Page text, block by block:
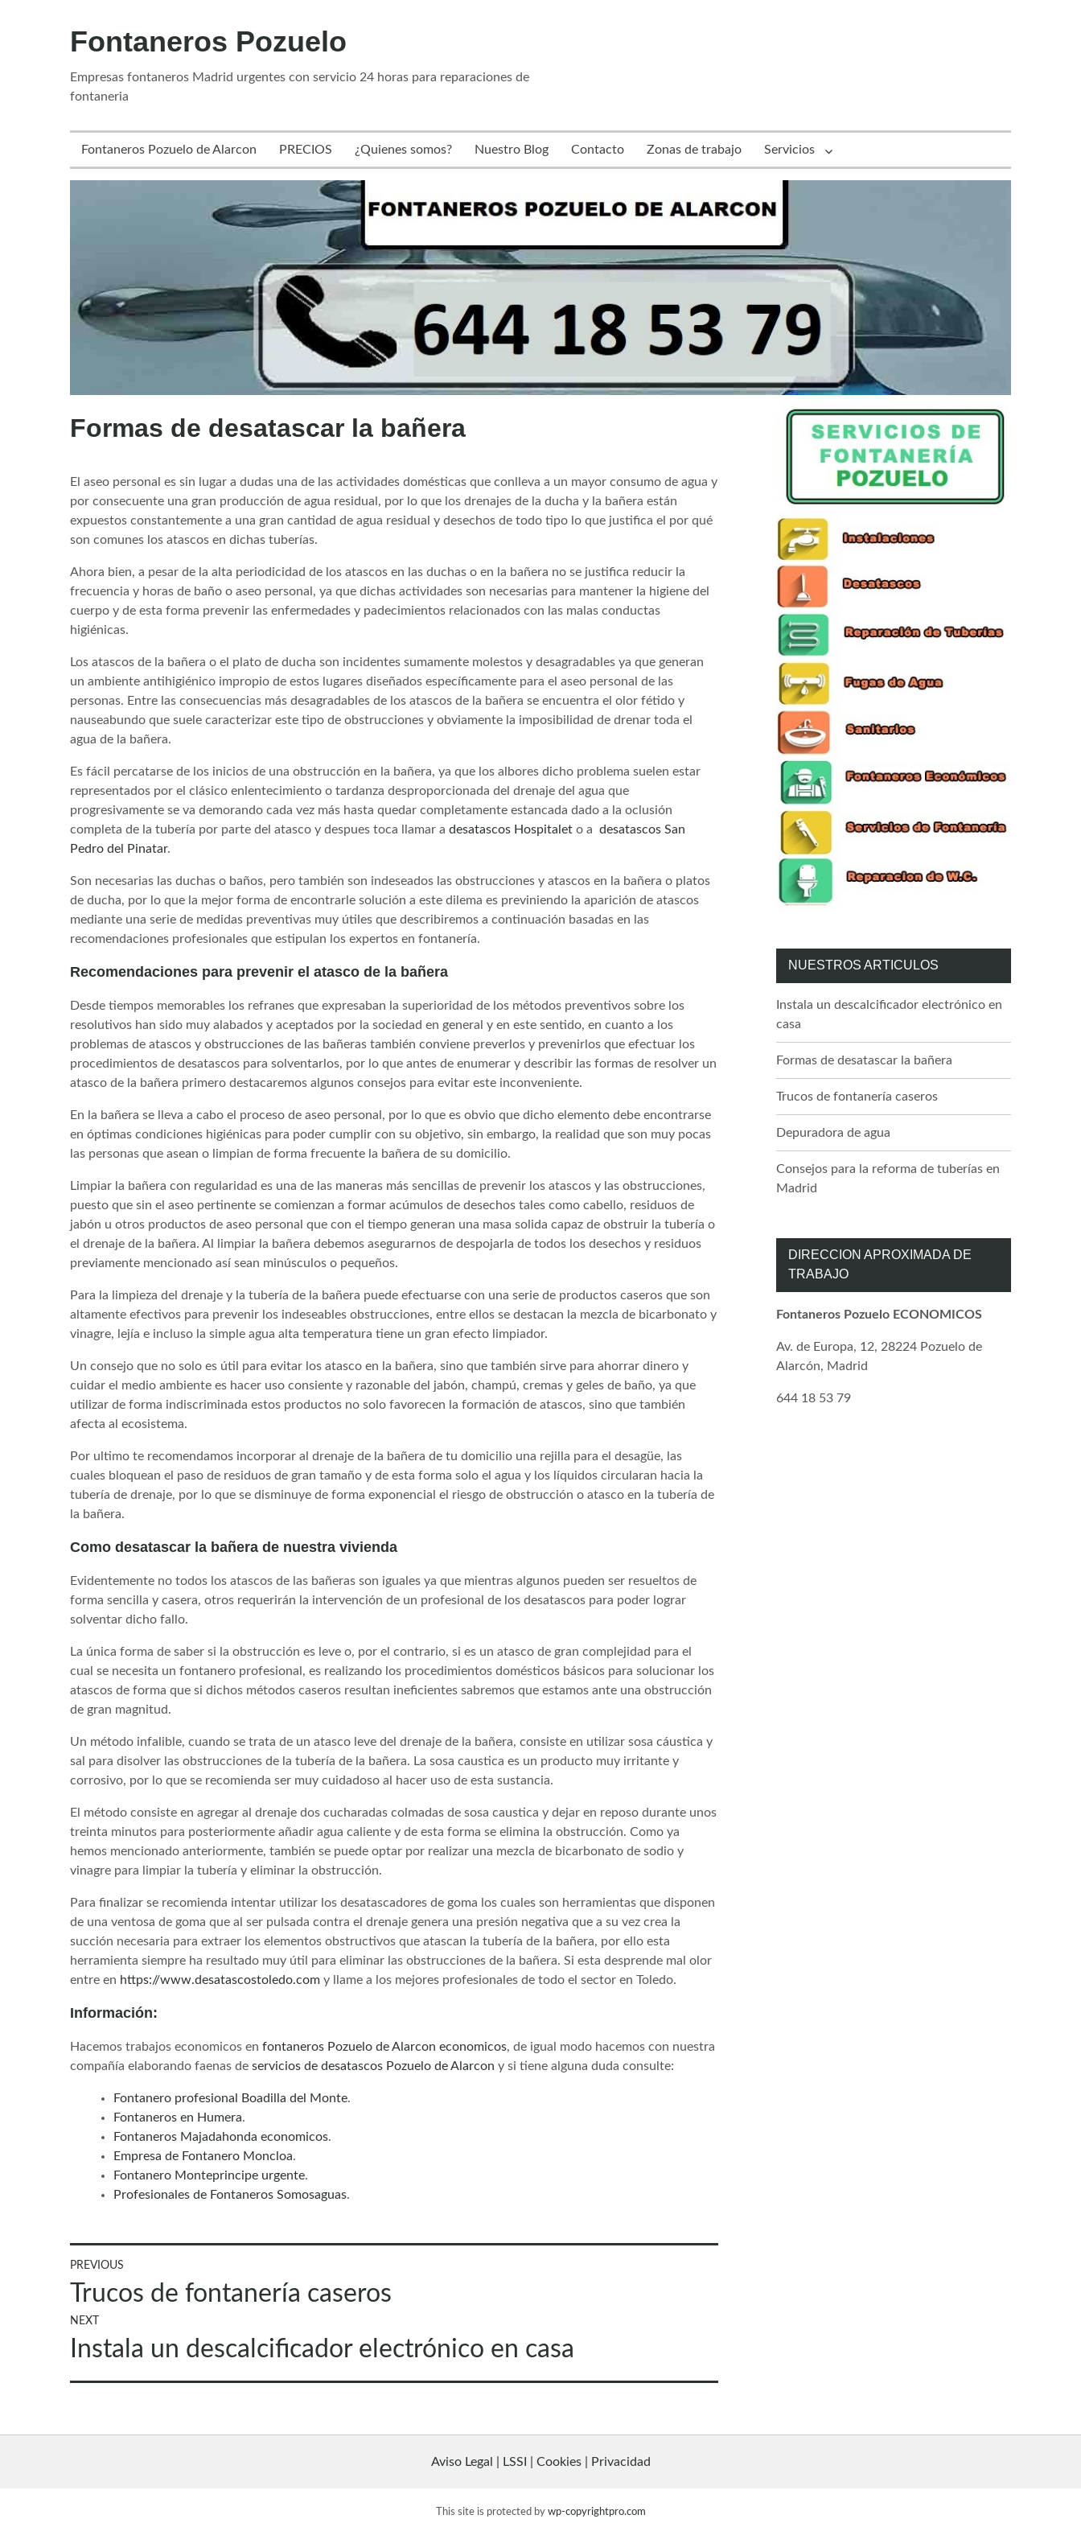
Fontaneros Pozuelo
Empresas fontaneros Madrid urgentes con servicio 24 horas para reparaciones de
fontaneria
Fontaneros Pozuelo de Alarcon PRECIOS ¿Quienes somos? Nuestro Blog Contacto Zonas de trabajo Servicios
Formas de desatascar la bañera
El aseo personal es sin lugar a dudas una de las actividades domésticas que conlleva a un mayor consumo de agua y
por consecuente una gran producción de agua residual, por lo que los drenajes de la ducha y la bañera están
expuestos constantemente a una gran cantidad de agua residual y desechos de todo tipo lo que justifica el por qué
son comunes los atascos en dichas tuberías.
Ahora bien, a pesar de la alta periodicidad de los atascos en las duchas o en la bañera no se justifica reducir la
frecuencia y horas de baño o aseo personal, ya que dichas actividades son necesarias para mantener la higiene del
cuerpo y de esta forma prevenir las enfermedades y padecimientos relacionados con las malas conductas
higiénicas.
Los atascos de la bañera o el plato de ducha son incidentes sumamente molestos y desagradables ya que generan
un ambiente antihigiénico impropio de estos lugares diseñados específicamente para el aseo personal de las
personas. Entre las consecuencias más desagradables de los atascos de la bañera se encuentra el olor fétido y
nauseabundo que suele caracterizar este tipo de obstrucciones y obviamente la imposibilidad de drenar toda el
agua de la bañera.
Es fácil percatarse de los inicios de una obstrucción en la bañera, ya que los albores dicho problema suelen estar
representados por el clásico enlentecimiento o tardanza desproporcionada del drenaje del agua que
progresivamente se va demorando cada vez más hasta quedar completamente estancada dado a la oclusión
completa de la tubería por parte del atasco y despues toca llamar a desatascos Hospitalet o a desatascos San
Pedro del Pinatar.
Son necesarias las duchas o baños, pero también son indeseados las obstrucciones y atascos en la bañera o platos
de ducha, por lo que la mejor forma de encontrarle solución a este dilema es previniendo la aparición de atascos
mediante una serie de medidas preventivas muy útiles que describiremos a continuación basadas en las
recomendaciones profesionales que estipulan los expertos en fontanería.
Recomendaciones para prevenir el atasco de la bañera
Desde tiempos memorables los refranes que expresaban la superioridad de los métodos preventivos sobre los
resolutivos han sido muy alabados y aceptados por la sociedad en general y en este sentido, en cuanto a los
problemas de atascos y obstrucciones de las bañeras también conviene preverlos y prevenirlos que efectuar los
procedimientos de desatascos para solventarlos, por lo que antes de enumerar y describir las formas de resolver un
atasco de la bañera primero destacaremos algunos consejos para evitar este inconveniente.
En la bañera se lleva a cabo el proceso de aseo personal, por lo que es obvio que dicho elemento debe encontrarse
en óptimas condiciones higiénicas para poder cumplir con su objetivo, sin embargo, la realidad que son muy pocas
las personas que asean o limpian de forma frecuente la bañera de su domicilio.
Limpiar la bañera con regularidad es una de las maneras más sencillas de prevenir los atascos y las obstrucciones,
puesto que sin el aseo pertinente se comienzan a formar acúmulos de desechos tales como cabello, residuos de
jabón u otros productos de aseo personal que con el tiempo generan una masa solida capaz de obstruir la tubería o
el drenaje de la bañera. Al limpiar la bañera debemos asegurarnos de despojarla de todos los desechos y residuos
previamente mencionado así sean minúsculos o pequeños.
Para la limpieza del drenaje y la tubería de la bañera puede efectuarse con una serie de productos caseros que son
altamente efectivos para prevenir los indeseables obstrucciones, entre ellos se destacan la mezcla de bicarbonato y
vinagre, lejía e incluso la simple agua alta temperatura tiene un gran efecto limpiador.
Un consejo que no solo es útil para evitar los atasco en la bañera, sino que también sirve para ahorrar dinero y
cuidar el medio ambiente es hacer uso consiente y razonable del jabón, champú, cremas y geles de baño, ya que
utilizar de forma indiscriminada estos productos no solo favorecen la formación de atascos, sino que también
afecta al ecosistema.
Por ultimo te recomendamos incorporar al drenaje de la bañera de tu domicilio una rejilla para el desagüe, las
cuales bloquean el paso de residuos de gran tamaño y de esta forma solo el agua y los líquidos circularan hacia la
tubería de drenaje, por lo que se disminuye de forma exponencial el riesgo de obstrucción o atasco en la tubería de
la bañera.
Como desatascar la bañera de nuestra vivienda
Evidentemente no todos los atascos de las bañeras son iguales ya que mientras algunos pueden ser resueltos de
forma sencilla y casera, otros requerirán la intervención de un profesional de los desatascos para poder lograr
solventar dicho fallo.
La única forma de saber si la obstrucción es leve o, por el contrario, si es un atasco de gran complejidad para el
cual se necesita un fontanero profesional, es realizando los procedimientos domésticos básicos para solucionar los
atascos de forma que si dichos métodos caseros resultan ineficientes sabremos que estamos ante una obstrucción
de gran magnitud.
Un método infalible, cuando se trata de un atasco leve del drenaje de la bañera, consiste en utilizar sosa cáustica y
sal para disolver las obstrucciones de la tubería de la bañera. La sosa caustica es un producto muy irritante y
corrosivo, por lo que se recomienda ser muy cuidadoso al hacer uso de esta sustancia.
El método consiste en agregar al drenaje dos cucharadas colmadas de sosa caustica y dejar en reposo durante unos
treinta minutos para posteriormente añadir agua caliente y de esta forma se elimina la obstrucción. Como ya
hemos mencionado anteriormente, también se puede optar por realizar una mezcla de bicarbonato de sodio y
vinagre para limpiar la tubería y eliminar la obstrucción.
Para finalizar se recomienda intentar utilizar los desatascadores de goma los cuales son herramientas que disponen
de una ventosa de goma que al ser pulsada contra el drenaje genera una presión negativa que a su vez crea la
succión necesaria para extraer los elementos obstructivos que atascan la tubería de la bañera, por ello esta
herramienta siempre ha resultado muy útil para eliminar las obstrucciones de la bañera. Si esta desprende mal olor
entre en https://www.desatascostoledo.com y llame a los mejores profesionales de todo el sector en Toledo.
Información:
Hacemos trabajos economicos en fontaneros Pozuelo de Alarcon economicos, de igual modo hacemos con nuestra
compañía elaborando faenas de servicios de desatascos Pozuelo de Alarcon y si tiene alguna duda consulte:
Fontanero profesional Boadilla del Monte.
Fontaneros en Humera.
Fontaneros Majadahonda economicos.
Empresa de Fontanero Moncloa.
Fontanero Monteprincipe urgente.
Profesionales de Fontaneros Somosaguas.
Navegación
de
entradas
PREVIOUS
Previous
post:
Trucos de fontanería caseros
NEXT
Next
post:
Instala un descalcificador electrónico en casa
NUESTROS ARTICULOS
Instala un descalcificador electrónico en
casa
Formas de desatascar la bañera
Trucos de fontanería caseros
Depuradora de agua
Consejos para la reforma de tuberías en
Madrid
DIRECCION APROXIMADA DE
TRABAJO
Fontaneros Pozuelo ECONOMICOS
Av. de Europa, 12, 28224 Pozuelo de
Alarcón, Madrid
644 18 53 79
Aviso Legal | LSSI | Cookies | Privacidad
This site is protected by wp-copyrightpro.com